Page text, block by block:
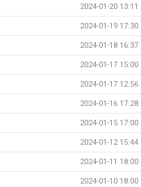
2024-01-20 13:11
2024-01-19 17:30
2024-01-18 16:37
2024-01-17 15:00
2024-01-17 12:56
2024-01-16 17:28
2024-01-15 17:00
2024-01-12 15:44
2024-01-11 18:00
2024-01-10 18:00